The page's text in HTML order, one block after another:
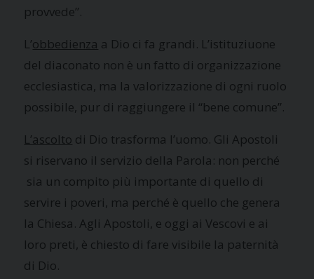
provvede”.
L’obbedienza a Dio ci fa grandi. L’istituziuone
del diaconato non è un fatto di organizzazione
ecclesiastica, ma la valorizzazione di ogni ruolo
possibile, pur di raggiungere il “bene comune”.
L’ascolto di Dio trasforma l’uomo. Gli Apostoli
si riservano il servizio della Parola: non perché
sia un compito più importante di quello di
servire i poveri, ma perché è quello che genera
la Chiesa. Agli Apostoli, e oggi ai Vescovi e ai
loro preti, è chiesto di fare visibile la paternità
di Dio.